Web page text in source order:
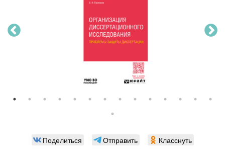
Поделиться Отправить
Класснуть